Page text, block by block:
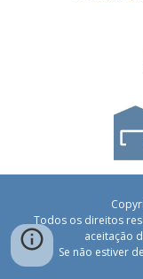
Todos os direitos
aceitação
Se não estiver